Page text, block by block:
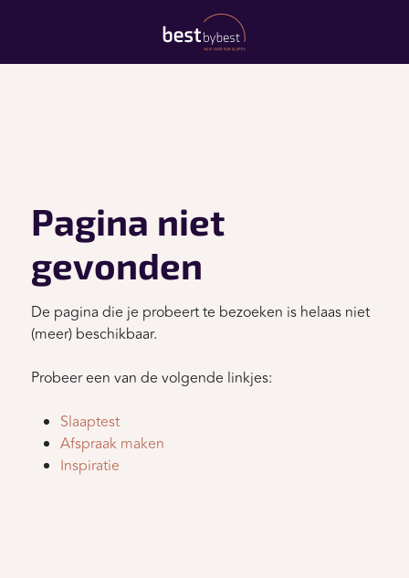
Pagina niet
gevonden
De pagina die je probeert te bezoeken is helaas niet
(meer) beschikbaar.
Probeer een van de volgende linkjes:
Slaaptest
Afspraak maken
Inspiratie